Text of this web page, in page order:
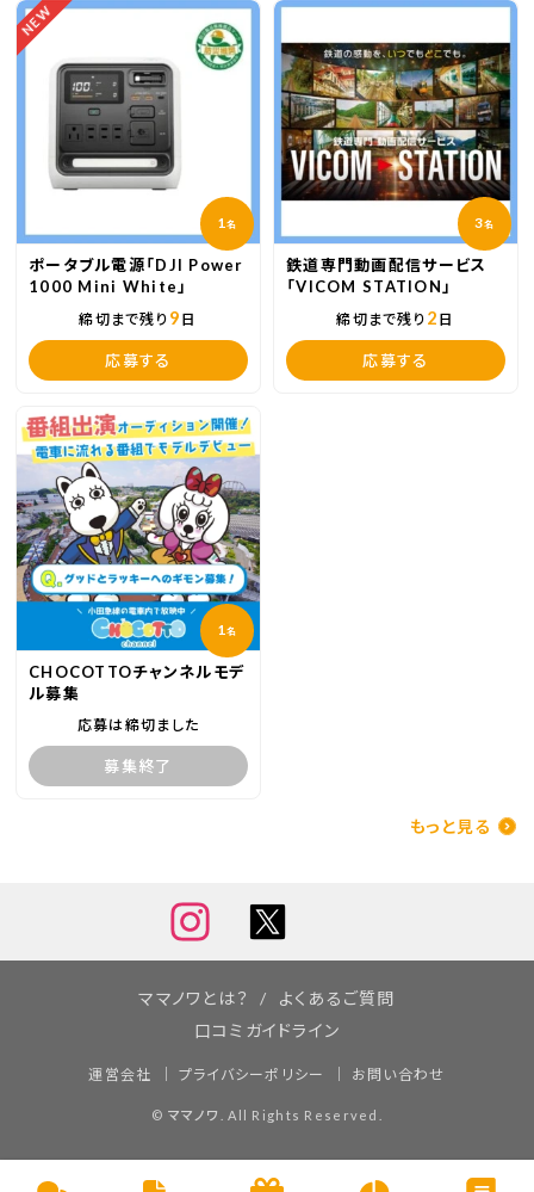
NEW
1 名
ポータブル電源「DJI Power
1000 Mini White」
締切まで残り 9 日
応募する
3名
鉄道専門動画配信サービス
「VICOM STATION」
締切まで残り 2 日
応募する
1名
CHOCOTTOチャンネルモデ
ル募集
応募は締切ました
募集終了
もっと見る
ママノワとは？
よくあるご質問
口コミガイドライン
運営会社 プライバシーポリシー お問い合わせ
© ママノワ . All Rights Reserved.